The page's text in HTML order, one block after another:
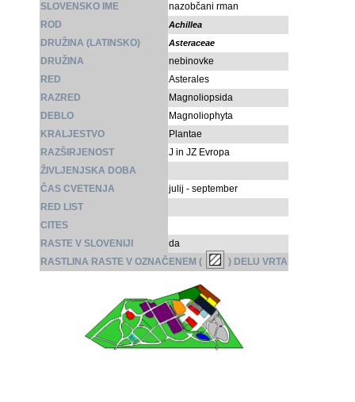
SLOVENSKO IME
nazobčani rman
ROD
Achillea
DRUŽINA (LATINSKO) Asteraceae
DRUŽINA
nebinovke
RED
Asterales
RAZRED
Magnoliopsida
DEBLO
Magnoliophyta
KRALJESTVO
Plantae
RAZŠIRJENOST
J in JZ Evropa
ŽIVLJENJSKA DOBA
ČAS CVETENJA
julij - september
RED LIST
CITES
RASTE V SLOVENIJI
da
RASTLINA RASTE V OZNAČENEM (
) DELU VRTA